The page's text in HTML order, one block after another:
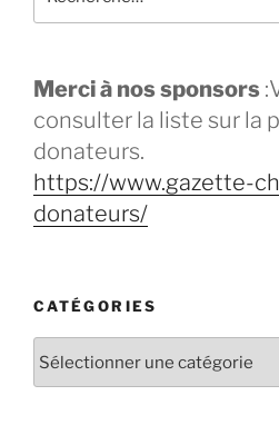
Merci à nos sponsors
consulter la liste sur la
donateurs.
https://www.gazette-
donateurs/
CATÉGORIES